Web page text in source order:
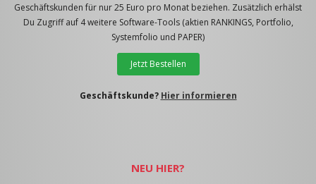
Geschäftskunden für nur 25 Euro pro Monat beziehen. Zusätzlich erhälst
Du Zugriff auf 4 weitere Software-Tools (aktien RANKINGS, Portfolio,
Systemfolio und PAPER)
Jetzt Bestellen
Geschäftskunde? Hier informieren
NEU HIER?